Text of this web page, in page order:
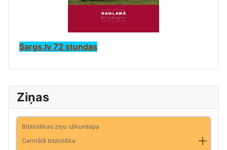
Ziņas
Bibliotēkas ziņu sākumlapa
Centrālā bibliotēka
Sargs.lv 72 stundas